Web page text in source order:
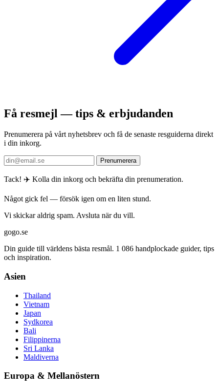
Få resmejl — tips & erbjudanden
Prenumerera på vårt nyhetsbrev och få de senaste resguiderna direkt
i din inkorg.
Prenumerera
Tack! ✈️ Kolla din inkorg och bekräfta din prenumeration.
Något gick fel — försök igen om en liten stund.
Vi skickar aldrig spam. Avsluta när du vill.
gogo.se
Din guide till världens bästa resmål. 1 086 handplockade guider, tips
och inspiration.
Asien
Thailand
Vietnam
Japan
Sydkorea
Bali
Filippinerna
Sri Lanka
Maldiverna
Europa & Mellanöstern